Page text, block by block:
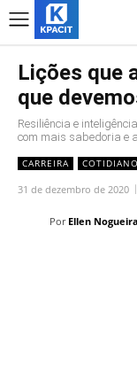
Lições que
que
Resiliência e
com mais sabedoria e
CARREIRA COTIDIANO
31 de dezembro de 2020
Por Ellen Nogueira